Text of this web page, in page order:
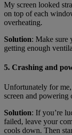
My screen looked
on top of each
overheating.
Solution: Make sure
getting enough
5. Crashing and
Unfortunately for
screen and powering
Solution: If you’re
failed, leave your
cools down. Then